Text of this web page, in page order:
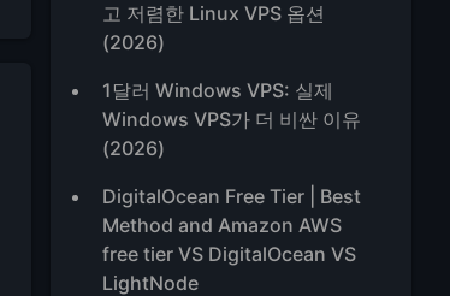
고 저렴한 Linux VPS 옵션
(2026)
1달러 Windows VPS: 실제
Windows VPS가 더 비싼 이유
(2026)
DigitalOcean Free Tier | Best
Method and Amazon AWS
free tier VS DigitalOcean VS
LightNode